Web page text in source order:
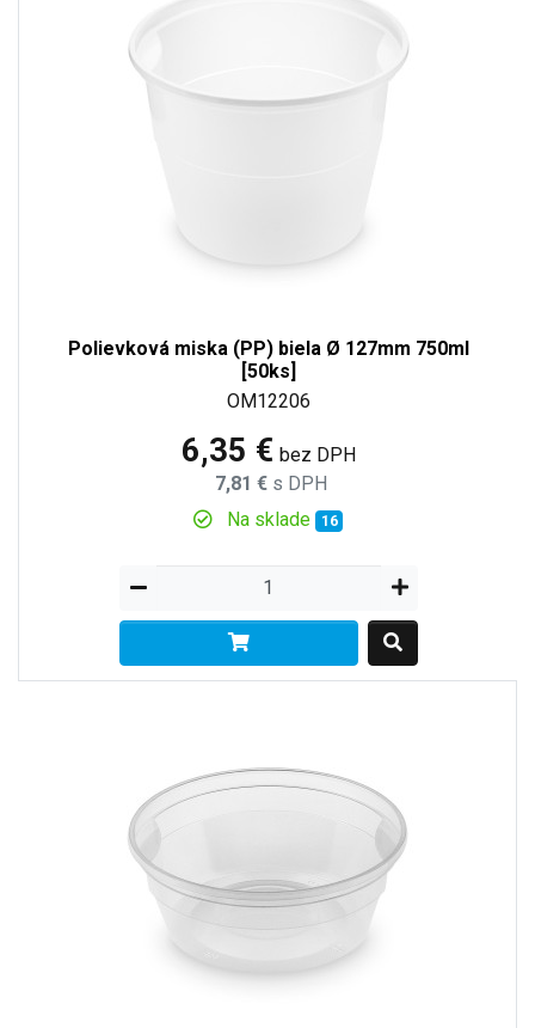
Polievková miska (PP) biela Ø 127mm 750ml
[50ks]
OM12206
6,35 € bez DPH
7,81 € s DPH
Na sklade
16